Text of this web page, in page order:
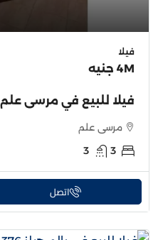
فيلا
4M جنيه
فيلا للبيع في مرسى علم 200م
مرسى علم
3
3
اتصل